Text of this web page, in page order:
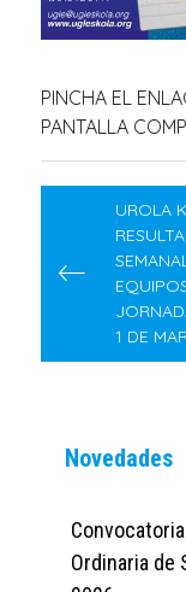
PINCHA EL
PANTALLA
Navegación
entradas
UROLA
1 DE
Novedades
Ordinaria de